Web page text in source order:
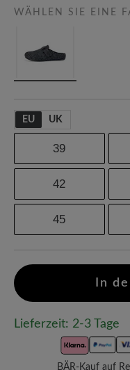
WÄHLEN SIE EINE
EU UK
39
42
45
In
Lieferzeit: 2-3 Tage
BÄR-Kauf auf